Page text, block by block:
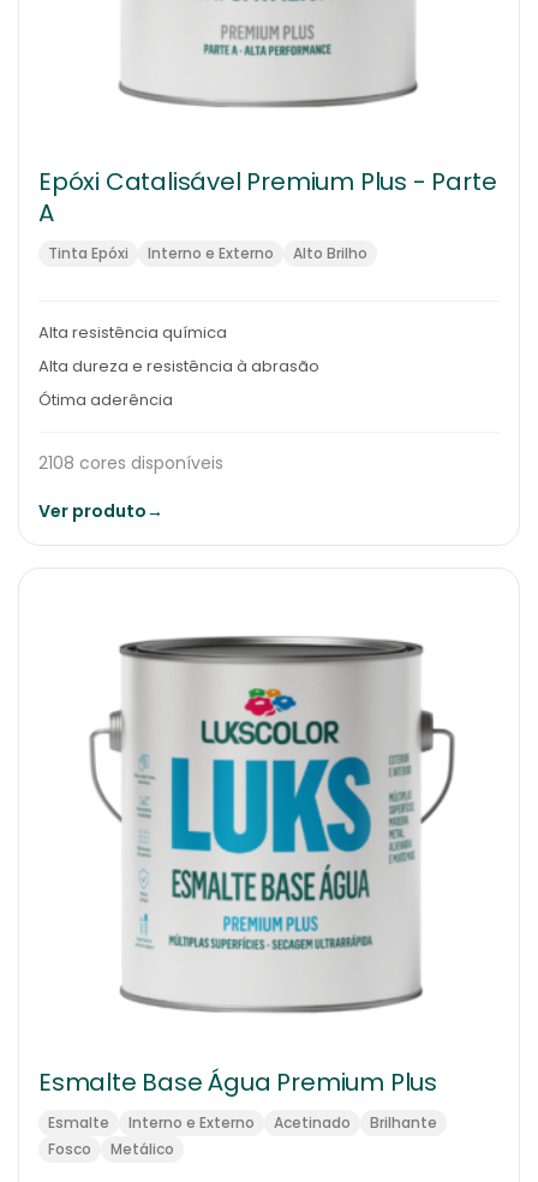
Epóxi Catalisável Premium Plus - Parte
A
Tinta Epóxi Interno e Externo Alto Brilho
Alta resistência química
Alta dureza e resistência à abrasão
Ótima aderência
2108 cores disponíveis
Ver produto→
Esmalte Base Água Premium Plus
Esmalte Interno e Externo Acetinado
Brilhante
Fosco
Metálico